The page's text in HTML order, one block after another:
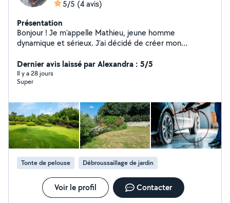
5/5 (4 avis)
Présentation
Bonjour ! Je m'appelle Mathieu, jeune homme
dynamique et sérieux. J'ai décidé de créer mon
quotidien, en allant de l'aménagement complet de votre
jardin au nettoyage intérieur et extérieur de votre
voiture, jusqu'à l'entretien de votre maison ainsi que le
Sérieux et ponctuel : respect des horaires et des
engagements. À l'écoute : je prends le temps de bien
comprendre vos besoins pour offrir un service de
qualité. Mes compétences : Petits travaux de bricolage
Aide au déménagement Entretien de jardin,
débrousaillage et élagage Peinture et finitions
Assistance informatique Disponible dans votre secteur !
Je suis basé à Valenciennes et peux me déplacer
facilement pour vous rendre service. N'hésitez pas à me
contacter pour discuter de votre projet ou obtenir un
Dernier avis laissé par Alexandra : 5/5
Il y a 28 jours
Super
Tonte de pelouse Débroussaillage de jardin
Voir le profil Contacter